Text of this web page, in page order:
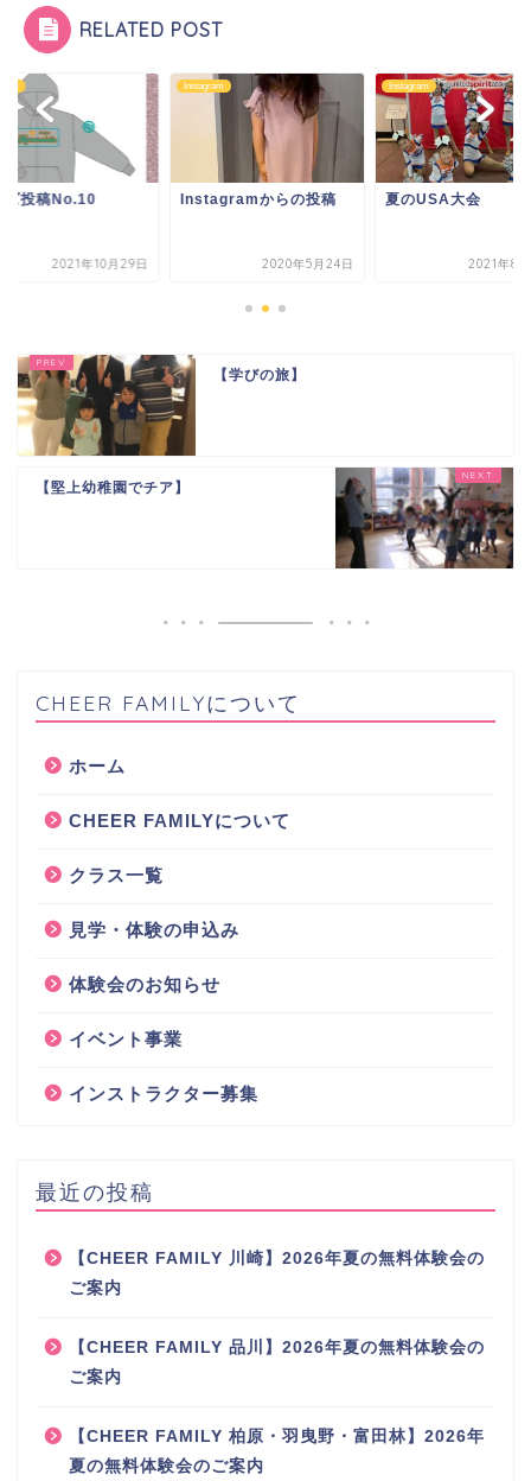
RELATED POST
ズ投稿No.10
2021年10月29日
Instagram
Instagramからの投稿
2020年5月24日
Instagram
夏のUSA大会
2021年8
【学びの旅】
【堅上幼稚園でチア】
CHEER FAMILYについて
ホーム
CHEER FAMILYについて
クラス一覧
見学・体験の申込み
体験会のお知らせ
イベント事業
インストラクター募集
最近の投稿
【CHEER FAMILY 川崎】2026年夏の無料体験会の
ご案内
【CHEER FAMILY 品川】2026年夏の無料体験会の
ご案内
【CHEER FAMILY 柏原・羽曳野・富田林】2026年
夏の無料体験会のご案内